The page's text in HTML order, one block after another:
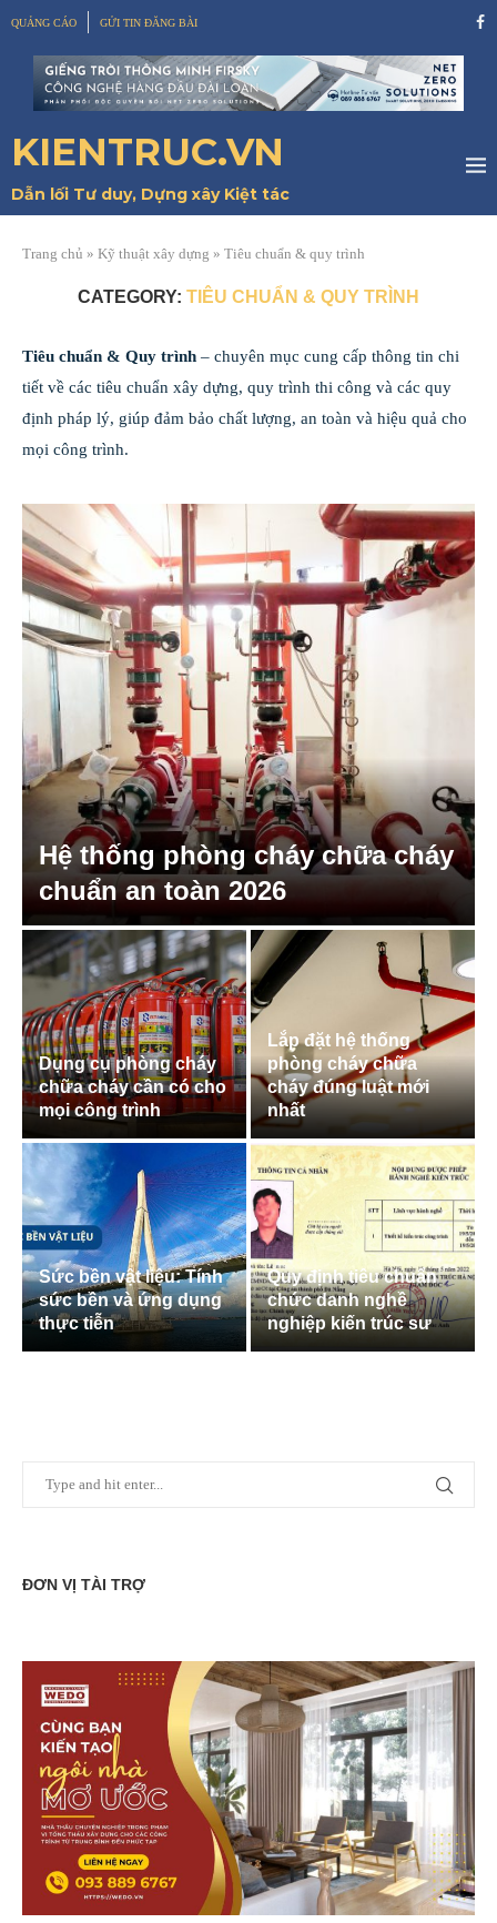
QUẢNG CÁO GỬI TIN ĐĂNG BÀI
KIENTRUC.VN
Dẫn lối Tư duy, Dựng xây Kiệt tác
Trang chủ » Kỹ thuật xây dựng » Tiêu chuẩn & quy trình
CATEGORY: TIÊU CHUẨN & QUY TRÌNH
Tiêu chuẩn & Quy trình – chuyên mục cung cấp thông tin chi
tiết về các tiêu chuẩn xây dựng, quy trình thi công và các quy
định pháp lý, giúp đảm bảo chất lượng, an toàn và hiệu quả cho
mọi công trình.
Hệ thống phòng cháy chữa cháy
chuẩn an toàn 2026
Dụng cụ phòng cháy
chữa cháy cần có cho
mọi công trình
Lắp đặt hệ thống
phòng cháy chữa
cháy đúng luật mới
nhất
Sức bền vật liệu: Tính
sức bền và ứng dụng
thực tiễn
Quy định tiêu chuẩn
chức danh nghề
nghiệp kiến trúc sư
ĐƠN VỊ TÀI TRỢ